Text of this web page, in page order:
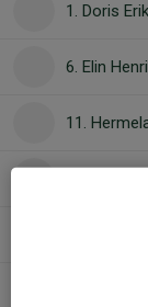
1. Doris
6. Elin
11.